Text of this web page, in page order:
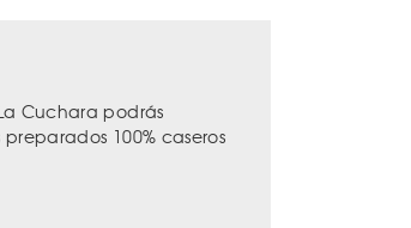
Cuchara podrás
100% caseros